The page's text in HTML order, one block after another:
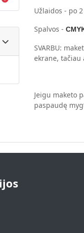
Užlaidos - po
Spalvos -
SVARBU:
ekrane, tačiau
Jeigu maketo
paspaudę